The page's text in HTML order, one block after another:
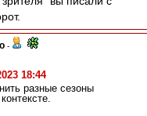
-
18:44
разные сезоны